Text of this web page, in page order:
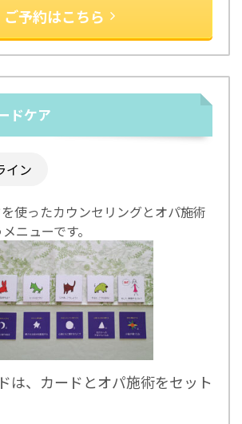
ご予約はこちら
ドケア
イン
使ったカウンセリングとオパ施術
ニューです。
は、カードとオパ施術をセット